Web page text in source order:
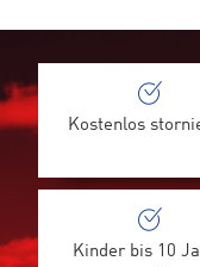
Kostenlos
Kinder bis 10